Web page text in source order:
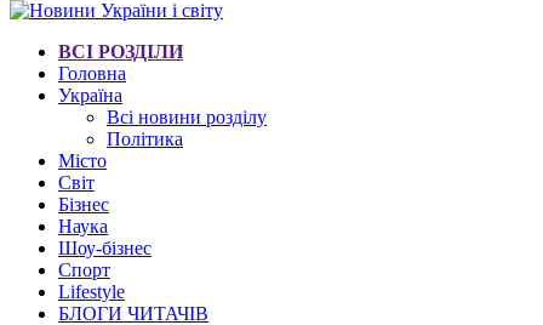
ВСІ РОЗДІЛИ
Головна
Україна
Всі новини розділу
Політика
Місто
Світ
Бізнес
Наука
Шоу-бізнес
Спорт
Lifestyle
БЛОГИ ЧИТАЧІВ